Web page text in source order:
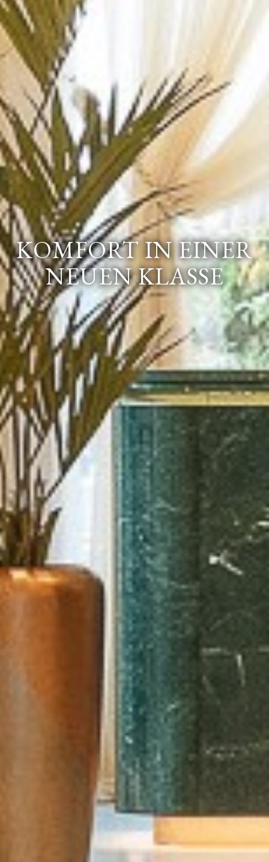
KOMFORT IN EINER
NEUEN KLASSE